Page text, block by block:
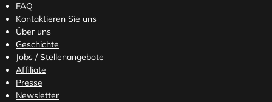
FAQ
Kontaktieren Sie uns
Über uns
Geschichte
Jobs / Stellenangebote
Affiliate
Presse
Newsletter